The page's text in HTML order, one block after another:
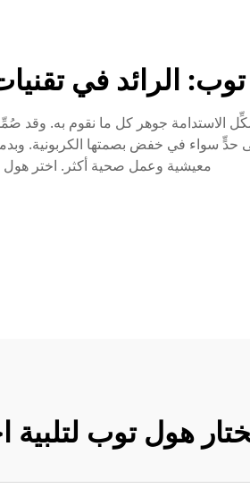
الرائد في
حدٍّ سواء في خفض بصمتها الكربونية.
معيشية وعمل صحية أكثر. اختر هول
هول توب لتلبية